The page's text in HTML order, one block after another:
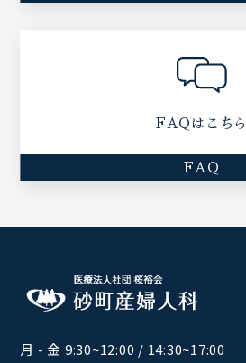
FAQはこちら
FAQ
月 - 金 9:30~12:00 / 14:30~17:00